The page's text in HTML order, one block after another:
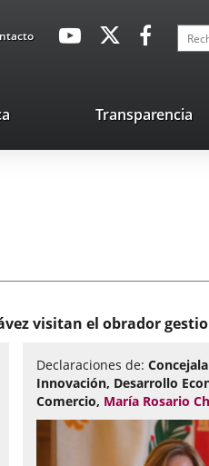
avaHeaderSocial
Enlace
externa.
Enlace
aplicación
externa.
Enlace
externa.
Enlace
una
Transparencia
visitan el obrador
Declaraciones de:
Innovación, Desarrollo
Comercio, María Rosario